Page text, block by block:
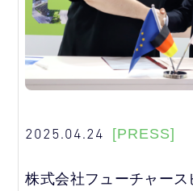
2025.04.24 [PRESS]
株式会社フューチャー